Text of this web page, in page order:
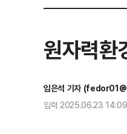
원자력환
임은석 기자
입력 2025.06.23